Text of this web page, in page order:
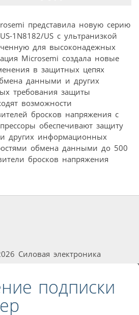
представила новую серию
1N8182/US с ультранизкой
для высоконадежных
Microsemi создала новые
в защитных цепях
данными и других
требования защиты
возможности
бросков напряжения с
обеспечивают защиту
других информационных
обмена данными до 500
бросков напряжения
Силовая электроника
подписки